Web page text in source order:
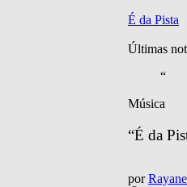
É da Pista
Últimas
“
Música
“É da
por